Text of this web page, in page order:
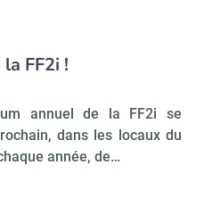
FF2i !
annuel de la FF2i se
dans les locaux du
année, de…